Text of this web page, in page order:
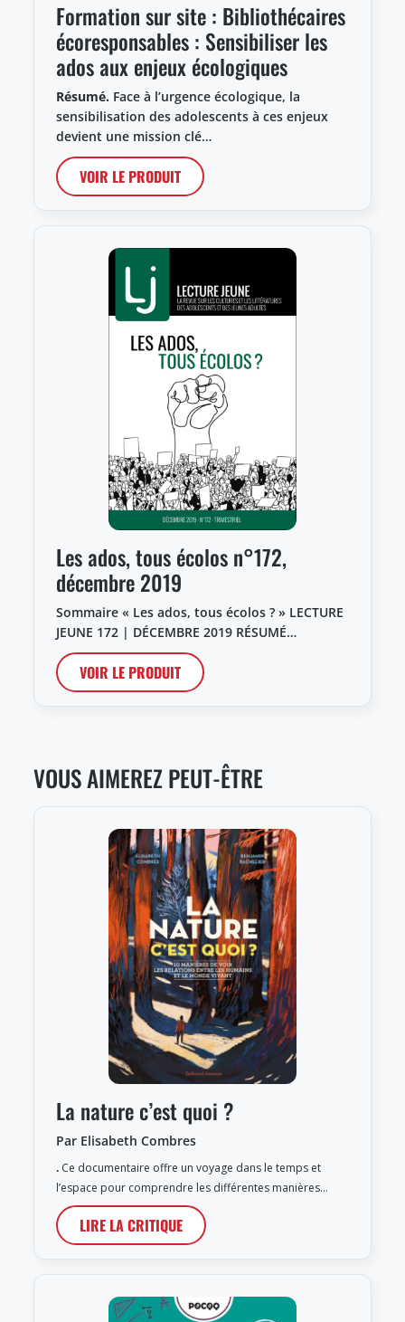
Formation sur site : Bibliothécaires
écoresponsables : Sensibiliser les
ados aux enjeux écologiques
Résumé. Face à l’urgence écologique, la
sensibilisation des adolescents à ces enjeux
devient une mission clé…
VOIR LE PRODUIT
Les ados, tous écolos n°172,
décembre 2019
Sommaire « Les ados, tous écolos ? » LECTURE
JEUNE 172 | DÉCEMBRE 2019 RÉSUMÉ…
VOIR LE PRODUIT
VOUS AIMEREZ PEUT-ÊTRE
La nature c’est quoi ?
Par Elisabeth Combres
. Ce documentaire offre un voyage dans le temps et
l’espace pour comprendre les différentes manières…
LIRE LA CRITIQUE